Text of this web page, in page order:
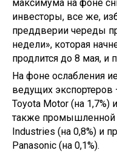
максимума на фоне
инвесторы, все же,
преддверии череды
недели», которая
продлится до 8 мая, и
На фоне ослабления
ведущих
Toyota Motor (на 1,7%)
также промышленной
Industries (на 0,8%) и
Panasonic (на 0,1%).